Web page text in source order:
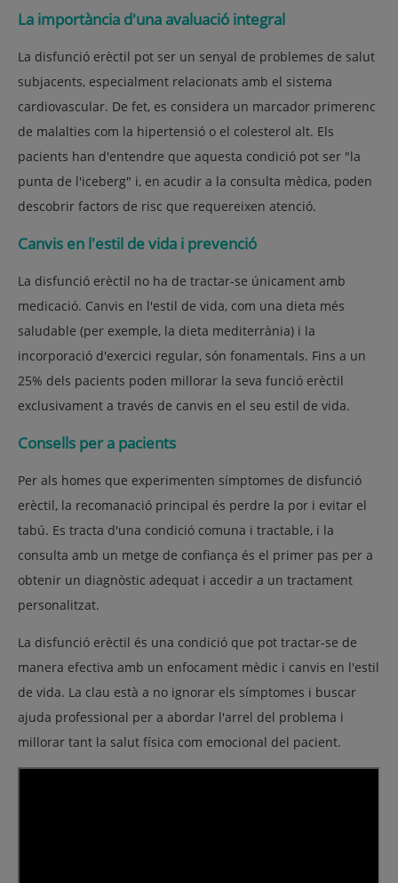
La importància d'una avaluació integral
La disfunció erèctil pot ser un senyal de problemes de salut
subjacents, especialment relacionats amb el sistema
cardiovascular. De fet, es considera un marcador primerenc
de malalties com la hipertensió o el colesterol alt. Els
pacients han d'entendre que aquesta condició pot ser "la
punta de l'iceberg" i, en acudir a la consulta mèdica, poden
descobrir factors de risc que requereixen atenció.
Canvis en l'estil de vida i prevenció
La disfunció erèctil no ha de tractar-se únicament amb
medicació. Canvis en l'estil de vida, com una dieta més
saludable (per exemple, la dieta mediterrània) i la
incorporació d'exercici regular, són fonamentals. Fins a un
25% dels pacients poden millorar la seva funció erèctil
exclusivament a través de canvis en el seu estil de vida.
Consells per a pacients
Per als homes que experimenten símptomes de disfunció
erèctil, la recomanació principal és perdre la por i evitar el
tabú. Es tracta d'una condició comuna i tractable, i la
consulta amb un metge de confiança és el primer pas per a
obtenir un diagnòstic adequat i accedir a un tractament
personalitzat.
La disfunció erèctil és una condició que pot tractar-se de
manera efectiva amb un enfocament mèdic i canvis en l'estil
de vida. La clau està a no ignorar els símptomes i buscar
ajuda professional per a abordar l'arrel del problema i
millorar tant la salut física com emocional del pacient.